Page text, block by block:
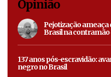
Opinião
Pejotização ameaça
Brasil na
137 anos pós-escravidão:
negro no Brasil